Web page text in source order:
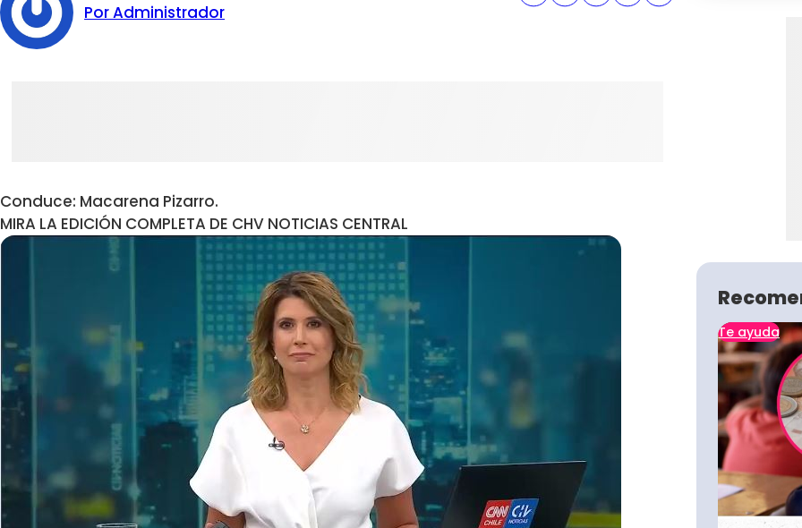
Por Administrador
Conduce: Macarena Pizarro.
MIRA LA EDICIÓN COMPLETA DE CHV NOTICIAS CENTRAL
Te ayuda